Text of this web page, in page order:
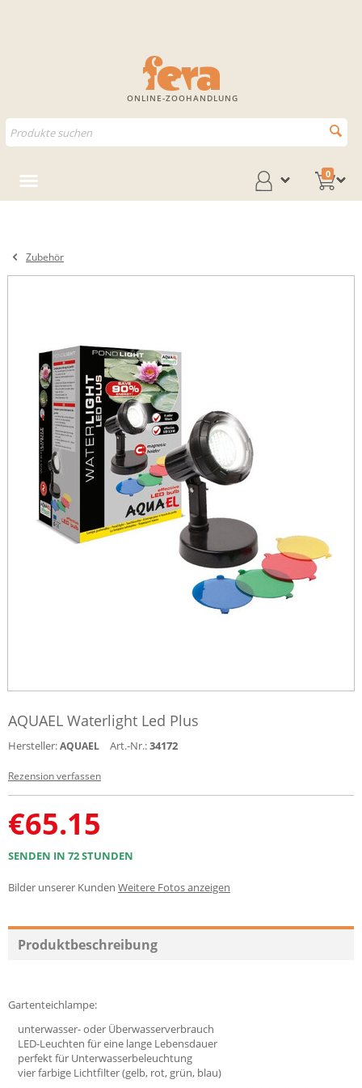
ONLINE-ZOOHANDLUNG
0
Zubehör
AQUAEL Waterlight Led Plus
Hersteller:AQUAEL Art.-Nr.:34172
Rezension verfassen
€65.15
SENDEN IN 72 STUNDEN
Bilder unserer Kunden Weitere Fotos anzeigen
Produktbeschreibung
Gartenteichlampe:
unterwasser- oder Überwasserverbrauch
LED-Leuchten für eine lange Lebensdauer
perfekt für Unterwasserbeleuchtung
vier farbige Lichtfilter (gelb, rot, grün, blau)